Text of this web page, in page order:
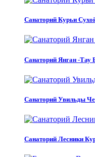
Санаторий Курьи
Санаторий Янган -Тау
Санаторий Увильды
Санаторий Лесники